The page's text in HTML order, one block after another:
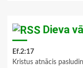
Dieva
Ef.2:17
Kristus atnācis